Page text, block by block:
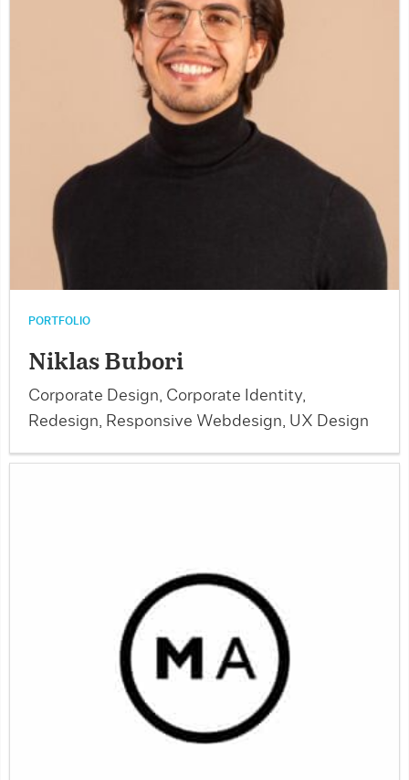
PORTFOLIO
Niklas Bubori
Corporate Design, Corporate Identity,
Redesign, Responsive Webdesign, UX Design